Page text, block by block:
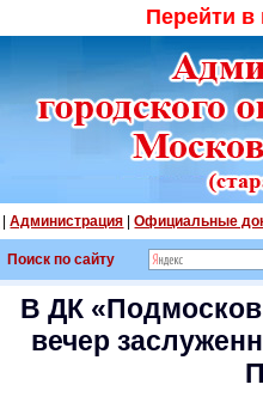
Перейти
|Администрация |Официальные
Поиск по сайту
В ДК
вечер